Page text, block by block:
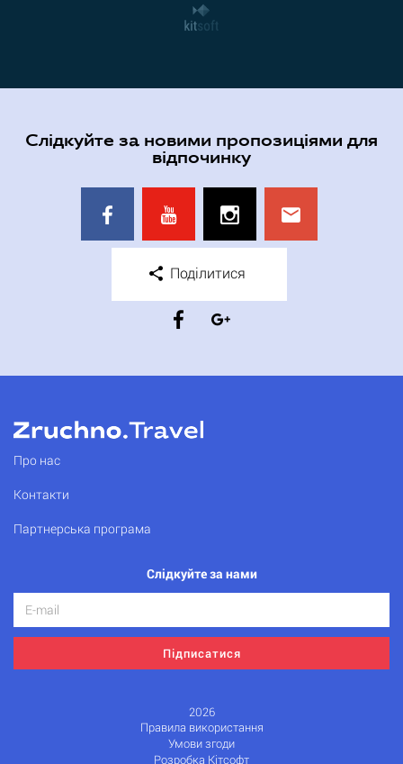
Слідкуйте за новими пропозиціями для
відпочинку
Поділитися
Про нас
Контакти
Партнерська програма
Слідкуйте за нами
Підписатися
2026
Правила використання
Умови згоди
Розробка Кітсофт